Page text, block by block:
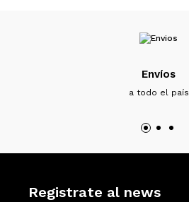
Envíos
a todo el país
Registrate al news